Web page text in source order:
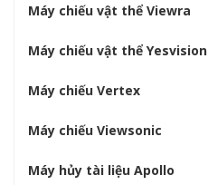
Máy chiếu vật thể Viewra
Máy chiếu vật thể Yesvision
Máy chiếu Vertex
Máy chiếu Viewsonic
Máy hủy tài liệu Apollo